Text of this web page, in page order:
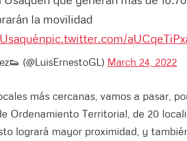
la movilidad
pic.twitter.com/
(@LuisErnestoGL) March 24, 2022
más cercanas, vamos a pasar,
Ordenamiento Territorial, de 20
logrará mayor proximidad, y